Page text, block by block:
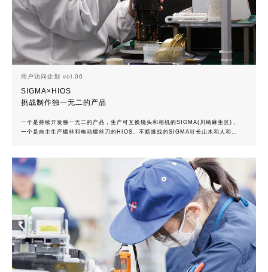
用户访问企划 vol.06
SIGMA×HIOS
挑战制作独一无二的产品
一个是持续开发独一无二的产品，生产可互换镜头和相机的SIGMA(川崎麻生区)，
一个是自主生产螺丝和电动螺丝刀的HIOS。不断挑战的SIGMA社长山木和人和毕